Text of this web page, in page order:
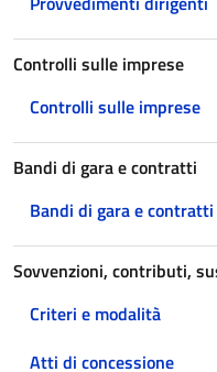
Controlli sulle imprese
Controlli sulle imprese
Bandi di gara e contratti
Bandi di gara e contratti
Sovvenzioni, contributi,
Criteri e modalità
Atti di concessione